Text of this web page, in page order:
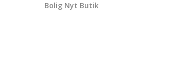
Bolig Nyt Butik